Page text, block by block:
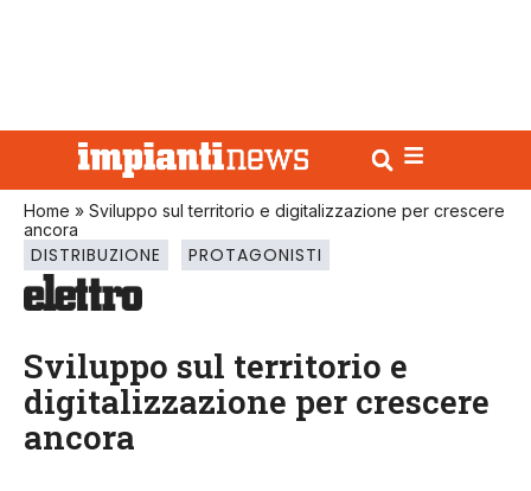
Home » Sviluppo sul territorio e digitalizzazione per crescere
ancora
DISTRIBUZIONE PROTAGONISTI
Sviluppo sul territorio e
digitalizzazione per crescere
ancora